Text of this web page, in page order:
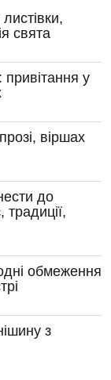
свята
привітання у
віршах
до
обмеження
з